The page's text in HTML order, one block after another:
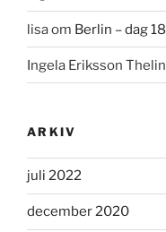
lisaom Berlin – dag 18
Ingela Eriksson Thelin
ARKIV
juli 2022
december 2020